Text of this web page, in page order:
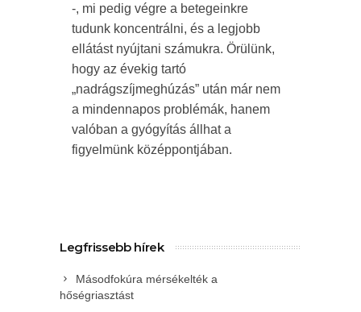
-, mi pedig végre a betegeinkre
tudunk koncentrálni, és a legjobb
ellátást nyújtani számukra. Örülünk,
hogy az évekig tartó
„nadrágszíjmeghúzás” után már nem
a mindennapos problémák, hanem
valóban a gyógyítás állhat a
figyelmünk középpontjában.
Legfrissebb hírek
Másodfokúra mérsékelték a
hőségriasztást